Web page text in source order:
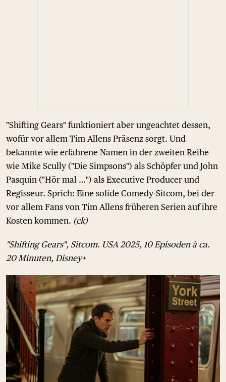
"Shifting Gears" funktioniert aber ungeachtet dessen,
wofür vor allem Tim Allens Präsenz sorgt. Und
bekannte wie erfahrene Namen in der zweiten Reihe
wie Mike Scully ("Die Simpsons") als Schöpfer und John
Pasquin ("Hör mal …") als Executive Producer und
Regisseur. Sprich: Eine solide Comedy-Sitcom, bei der
vor allem Fans von Tim Allens früheren Serien auf ihre
Kosten kommen. (ck)
"Shifting Gears", Sitcom. USA 2025, 10 Episoden à ca.
20 Minuten, Disney+